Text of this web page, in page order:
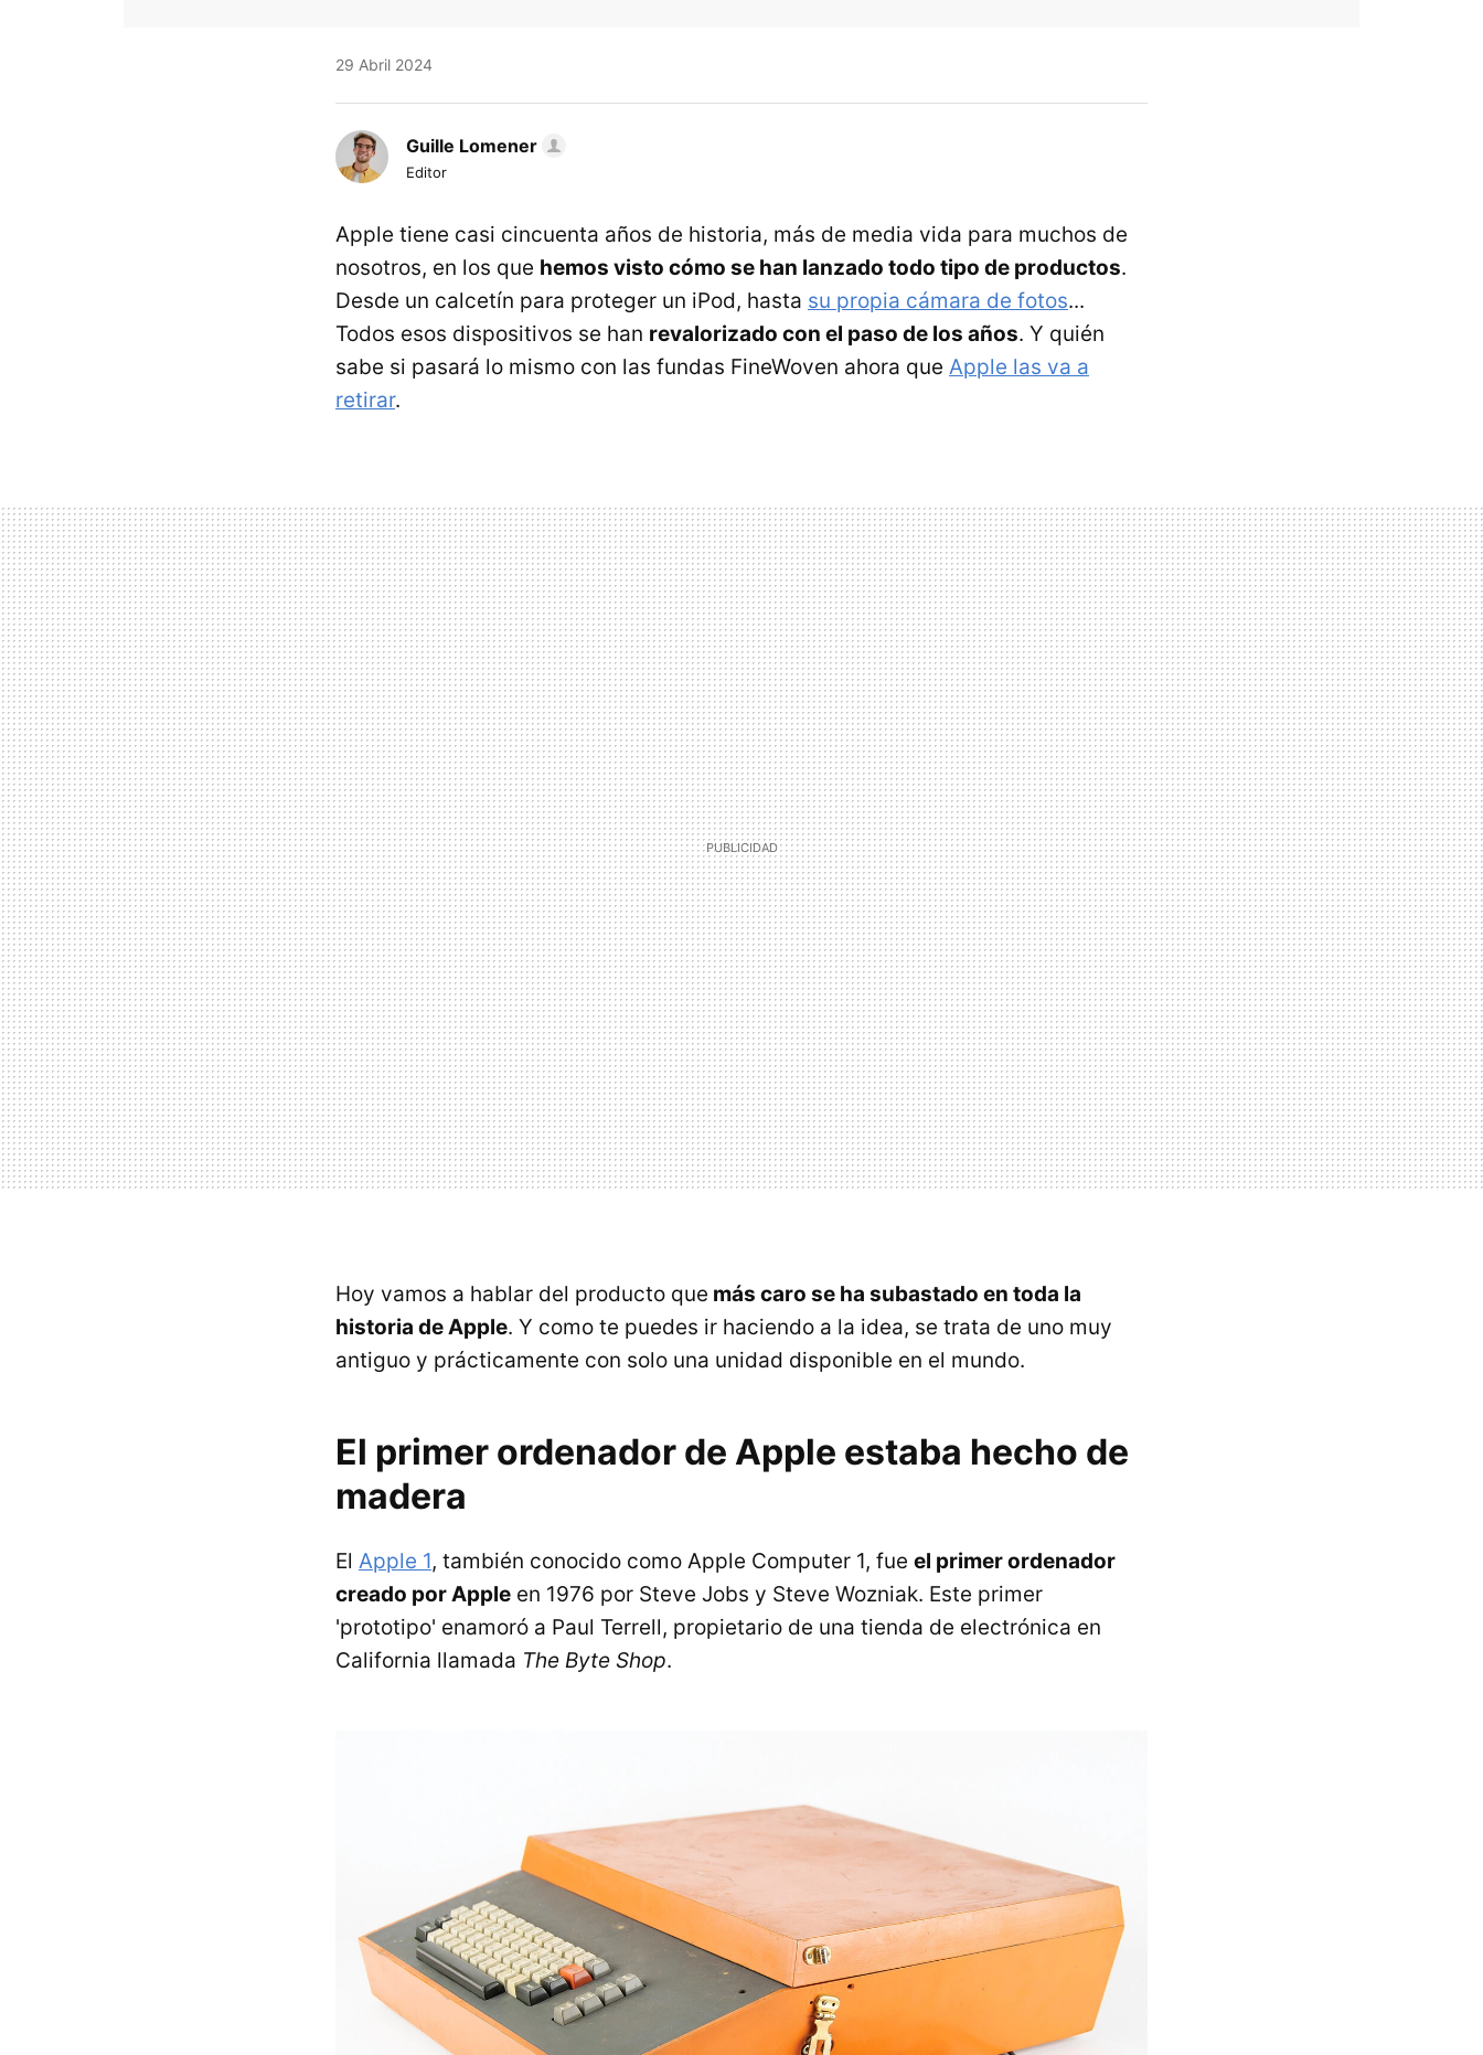
29 Abril 2024
Guille Lomener
Editor
Apple tiene casi cincuenta años de historia, más de media vida para muchos de
nosotros, en los que hemos visto cómo se han lanzado todo tipo de productos.
Desde un calcetín para proteger un iPod, hasta su propia cámara de fotos...
Todos esos dispositivos se han revalorizado con el paso de los años. Y quién
sabe si pasará lo mismo con las fundas FineWoven ahora que Apple las va a
retirar.
Hoy vamos a hablar del producto que más caro se ha subastado en toda la
historia de Apple. Y como te puedes ir haciendo a la idea, se trata de uno muy
antiguo y prácticamente con solo una unidad disponible en el mundo.
El primer ordenador de Apple estaba hecho de
madera
El Apple 1, también conocido como Apple Computer 1, fue el primer ordenador
creado por Apple en 1976 por Steve Jobs y Steve Wozniak. Este primer
'prototipo' enamoró a Paul Terrell, propietario de una tienda de electrónica en
California llamada The Byte Shop.